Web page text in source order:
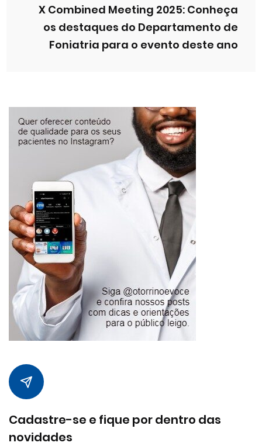
X Combined Meeting 2025: Conheça
os destaques do Departamento de
Foniatria para o evento deste ano
Cadastre-se e fique por dentro das
novidades